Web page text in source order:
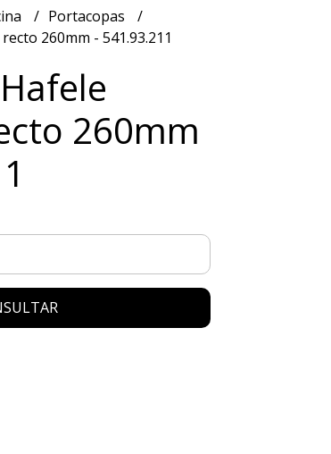
Portacopas
260mm - 541.93.211
260mm